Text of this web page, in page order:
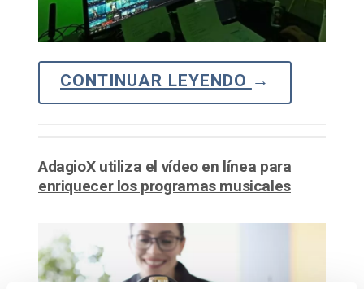
CONTINUAR LEYENDO →
AdagioX utiliza el vídeo en línea para
enriquecer los programas musicales